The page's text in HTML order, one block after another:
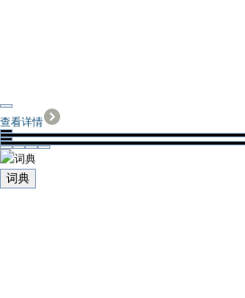
查看详情
词典